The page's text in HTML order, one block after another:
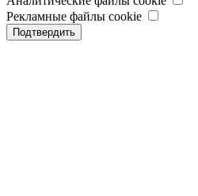
Рекламные файлы cookie
Подтвердить